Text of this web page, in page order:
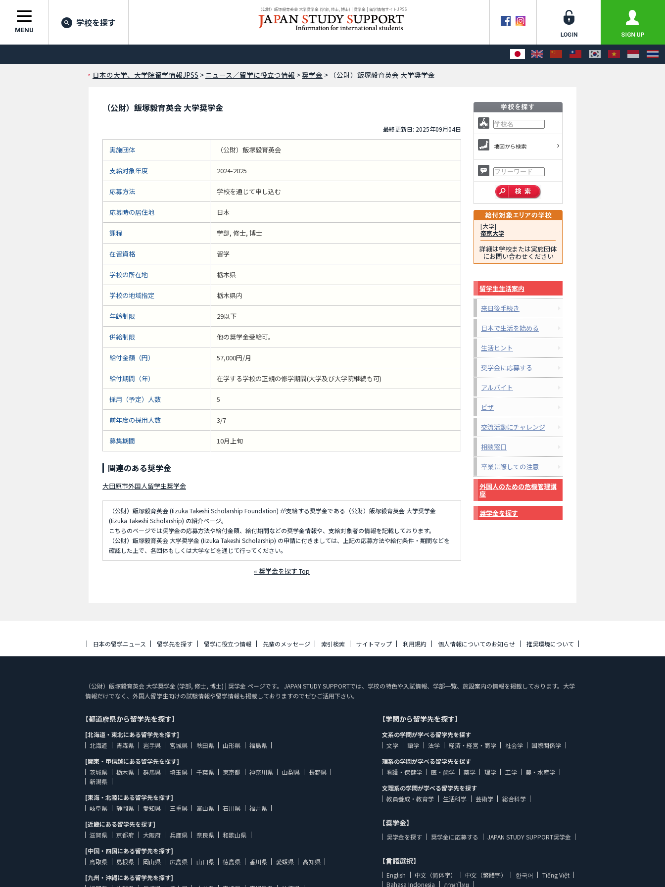
（公財）飯塚毅育英会 大学奨学金 (学部, 修士, 博士) | 奨学金 | 留学情報サイトJPSS
MENU
学校を探す
日本の大学、大学院留学情報JPSS > ニュース／留学に役立つ情報 > 奨学金 > （公財）飯塚毅育英会 大学奨学金
（公財）飯塚毅育英会 大学奨学金
最終更新日: 2025年09月04日
実施団体 （公財）飯塚毅育英会
支給対象年度 2024-2025
応募方法 学校を通じて申し込む
応募時の居住地 日本
課程 学部, 修士, 博士
在留資格 留学
学校の所在地 栃木県
学校の地域指定 栃木県内
年齢制限 29以下
併給制限 他の奨学金受給可。
給付金額（円） 57,000円/月
給付期間（年） 在学する学校の正規の修学期間(大学及び大学院継続も可)
採用（予定）人数 5
前年度の採用人数 3/7
募集期間 10月上旬
関連のある奨学金
大田原市外国人留学生奨学金
（公財）飯塚毅育英会 (Iizuka Takeshi Scholarship Foundation) が支給する奨学金である（公財）飯塚毅育英会 大学奨学金
(Iizuka Takeshi Scholarship) の紹介ページ。
こちらのページでは奨学金の応募方法や給付金額、給付期間などの奨学金情報や、支給対象者の情報を記載しております。
（公財）飯塚毅育英会 大学奨学金 (Iizuka Takeshi Scholarship) の申請に付きましては、上記の応募方法や給付条件・期間などを
確認した上で、各団体もしくは大学などを通じて行ってください。
« 奨学金を探す Top
地図から検索
[大学]
帝京大学
詳細は学校または実施団体
にお問い合わせください
留学生生活案内
来日後手続き
日本で生活を始める
生活ヒント
奨学金に応募する
アルバイト
ビザ
交流活動にチャレンジ
相談窓口
卒業に際しての注意
外国人のための危機管理講
座
奨学金を探す
日本の留学ニュース 留学先を探す 留学に役立つ情報 先輩のメッセージ 索引検索 サイトマップ 利用規約 個人情報についてのお知らせ 推奨環境について
（公財）飯塚毅育英会 大学奨学金 (学部, 修士, 博士) | 奨学金 ページです。 JAPAN STUDY SUPPORTでは、学校の特色や入試情報、学部一覧、施設案内の情報を掲載しております。大学
情報だけでなく、外国人留学生向けの試験情報や留学情報も掲載しておりますのでぜひご活用下さい。
【都道府県から留学先を探す】
[北海道・東北にある留学先を探す]
北海道
青森県 岩手県 宮城県 秋田県 山形県
福島県
[関東・甲信越にある留学先を探す]
茨城県
栃木県 群馬県 埼玉県 千葉県 東京都 神奈川県 山梨県
長野県
新潟県
[東海・北陸にある留学先を探す]
岐阜県
静岡県 愛知県 三重県 富山県 石川県
福井県
[近畿にある留学先を探す]
滋賀県
京都府 大阪府 兵庫県 奈良県
和歌山県
[中国・四国にある留学先を探す]
鳥取県
島根県 岡山県 広島県 山口県 徳島県 香川県 愛媛県
高知県
[九州・沖縄にある留学先を探す]
【学問から留学先を探す】
文系の学問が学べる留学先を探す
文学
語学 法学 経済・経営・商学 社会学
国際関係学
理系の学問が学べる留学先を探す
看護・保健学
医・歯学 薬学 理学 工学
農・水産学
文理系の学問が学べる留学先を探す
教員養成・教育学
生活科学 芸術学 総合科学
【奨学金】
奨学金を探す 奨学金に応募する JAPAN STUDY SUPPORT奨学金
【言語選択】
English 中文（简体字） 中文（繁體字） 한국어
Tiếng Việt
Bahasa Indonesia
ภาษาไทย